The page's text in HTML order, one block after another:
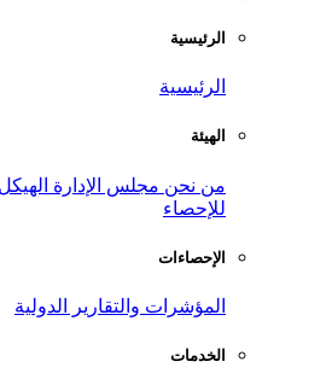
الرئيسية
الرئيسية
الهيئة
من نحن مجلس الإدارة
للإحصاء
الإحصاءات
المؤشرات والتقارير الدولية
الخدمات